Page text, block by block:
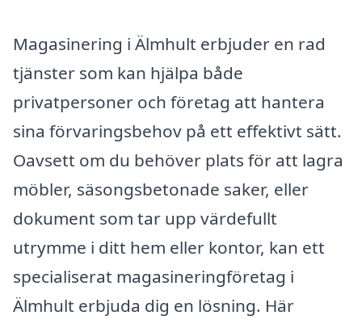
Magasinering i Älmhult erbjuder en rad
tjänster som kan hjälpa både
privatpersoner och företag att hantera
sina förvaringsbehov på ett effektivt sätt.
Oavsett om du behöver plats för att lagra
möbler, säsongsbetonade saker, eller
dokument som tar upp värdefullt
utrymme i ditt hem eller kontor, kan ett
specialiserat magasineringföretag i
Älmhult erbjuda dig en lösning. Här